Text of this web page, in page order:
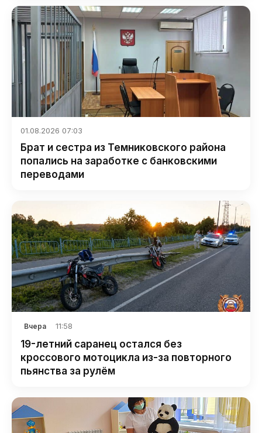
01.08.2026 07:03
Брат и сестра из Темниковского района
попались на заработке с банковскими
переводами
Вчера 11:58
19-летний саранец остался без
кроссового мотоцикла из-за повторного
пьянства за рулём